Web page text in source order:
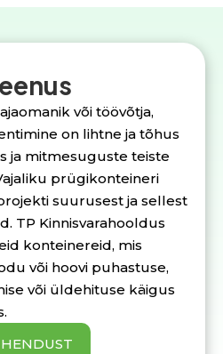
või töövõtja,
on lihtne ja tõhus
ja mitmesuguste teiste
prügikonteineri
suurusest ja sellest
TP Kinnisvarahooldus
konteinereid, mis
või hoovi puhastuse,
või üldehituse käigus